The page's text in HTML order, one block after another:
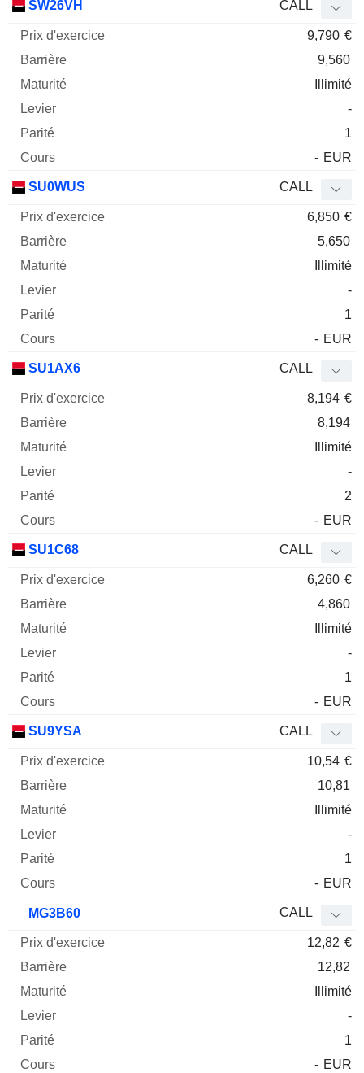
SW26VH CALL
9,790 €
9,560
Illimité
-
1
- EUR
SU0WUS CALL
6,850 €
5,650
Illimité
-
1
- EUR
SU1AX6 CALL
8,194 €
8,194
Illimité
-
2
- EUR
SU1C68 CALL
6,260 €
4,860
Illimité
-
1
- EUR
SU9YSA CALL
10,54 €
10,81
Illimité
-
1
- EUR
MG3B60 CALL
12,82 €
12,82
Illimité
-
1
- EUR